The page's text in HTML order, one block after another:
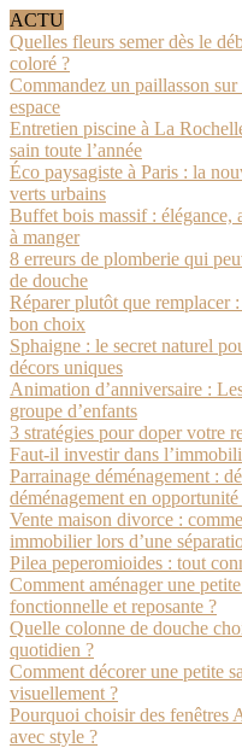
ACTU
Quelles fleurs semer dès le
coloré ?
Commandez un paillasson
espace
Entretien piscine à La
sain toute l’année
Éco paysagiste à Paris : la
verts urbains
Buffet bois massif : élégance,
à manger
8 erreurs de plomberie qui
de douche
Réparer plutôt que remplacer
bon choix
Sphaigne : le secret naturel
décors uniques
Animation d’anniversaire :
groupe d’enfants
3 stratégies pour doper votre
Faut-il investir dans
Parrainage déménagement :
déménagement en
Vente maison divorce :
immobilier lors d’une
Pilea peperomioides : tout
Comment aménager une
fonctionnelle et reposante ?
Quelle colonne de douche
quotidien ?
Comment décorer une petite
visuellement ?
Pourquoi choisir des fenêtres
avec style ?